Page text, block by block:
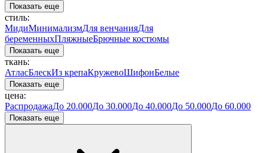
Показать еще
стиль:
МидиМинимализмДля венчанияДля
беременныхПляжныеБрючные костюмы
Показать еще
ткань:
АтласБлескИз крепаКружевоШифонБелые
Показать еще
цена:
РаспродажаДо 20.000До 30.000До 40.000До 50.000До 60.000
Показать еще